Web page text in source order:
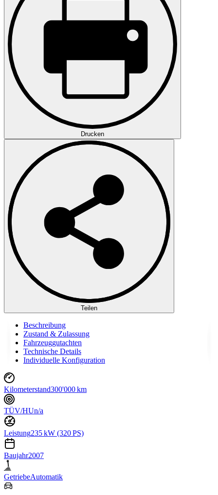
Drucken
Teilen
Beschreibung
Zustand & Zulassung
Fahrzeuggutachten
Technische Details
Individuelle Konfiguration
Kilometerstand300'000 km
TÜV/HUn/a
Leistung235 kW (320 PS)
Baujahr2007
GetriebeAutomatik